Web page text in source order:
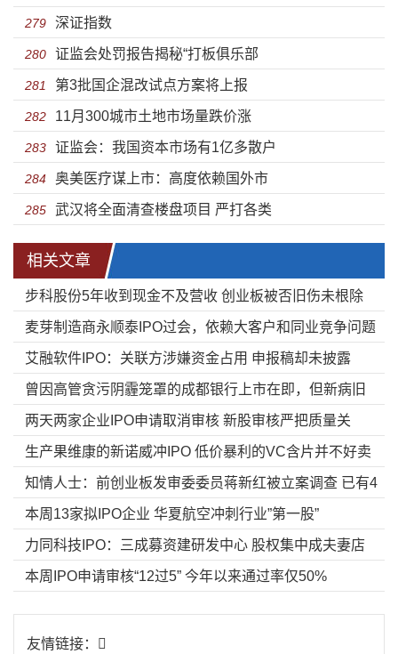
279 深证指数
280 证监会处罚报告揭秘“打板俱乐部
281 第3批国企混改试点方案将上报
282 11月300城市土地市场量跌价涨
283 证监会：我国资本市场有1亿多散户
284 奥美医疗谋上市：高度依赖国外市
285 武汉将全面清查楼盘项目 严打各类
相关文章
步科股份5年收到现金不及营收 创业板被否旧伤未根除
麦芽制造商永顺泰IPO过会，依赖大客户和同业竞争问题
待解
艾融软件IPO：关联方涉嫌资金占用 申报稿却未披露
曾因高管贪污阴霾笼罩的成都银行上市在即，但新病旧
疾仍需待解
两天两家企业IPO申请取消审核 新股审核严把质量关
生产果维康的新诺威冲IPO 低价暴利的VC含片并不好卖
知情人士：前创业板发审委委员蒋新红被立案调查 已有4
人被查
本周13家拟IPO企业 华夏航空冲刺行业”第一股”
力同科技IPO：三成募资建研发中心 股权集中成夫妻店
本周IPO申请审核“12过5” 今年以来通过率仅50%
友情链接：